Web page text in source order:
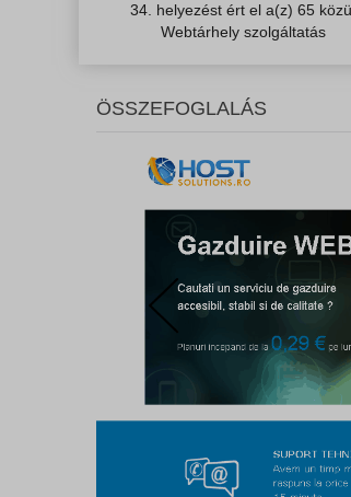
34. helyezést ért el a(z) 65
Webtárhely szolgáltatás
ÖSSZEFOGLALÁS